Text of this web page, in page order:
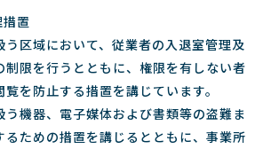
置
う区域において、従業者の入退室管理及
制限を行うとともに、権限を有しない者
を防止する措置を講じています。
う機器、電子媒体および書類等の盗難ま
るための措置を講じるとともに、事業所